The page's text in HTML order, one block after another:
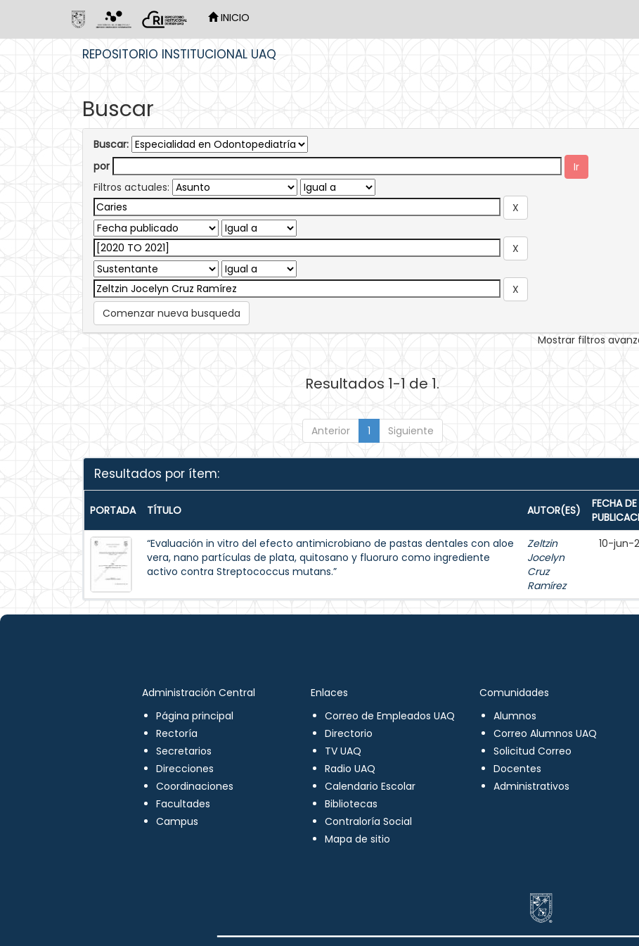
INICIO
REPOSITORIO INSTITUCIONAL UAQ
Buscar
Buscar:
por
Filtros actuales:
Comenzar nueva busqueda
Mostrar filtros
Resultados 1-1 de 1.
Anterior 1 Siguiente
Resultados por ítem:
PORTADA TÍTULO AUTOR(ES)
FECHA DE
“Evaluación in vitro del efecto antimicrobiano de pastas dentales con aloe
vera, nano partículas de plata, quitosano y fluoruro como ingrediente
activo contra Streptococcus mutans.”
Zeltzin
Jocelyn
Cruz
Ramírez
10-jun-
Administración Central
Página principal
Rectoría
Secretarios
Direcciones
Coordinaciones
Facultades
Campus
Enlaces
Correo de Empleados UAQ
Directorio
TV UAQ
Radio UAQ
Calendario Escolar
Bibliotecas
Contraloría Social
Mapa de sitio
Comunidades
Alumnos
Correo Alumnos UAQ
Solicitud Correo
Docentes
Administrativos